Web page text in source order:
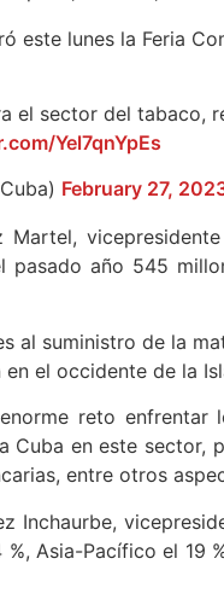
este lunes la Feria
el sector del tabaco,
Yel7qnYpEs
February 27,
pasado año 545
al suministro de la
el occidente de la
reto
Cuba en este
entre otros
Inchaurbe,
Asia-Pacífico el 19